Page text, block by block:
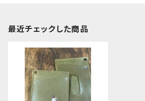
最近チェックした商品